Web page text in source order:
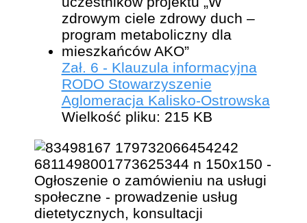
Zał. 6 - Klauzula informacyjna
RODO Stowarzyszenie
Aglomeracja Kalisko-Ostrowska
Wielkość pliku: 215 KB